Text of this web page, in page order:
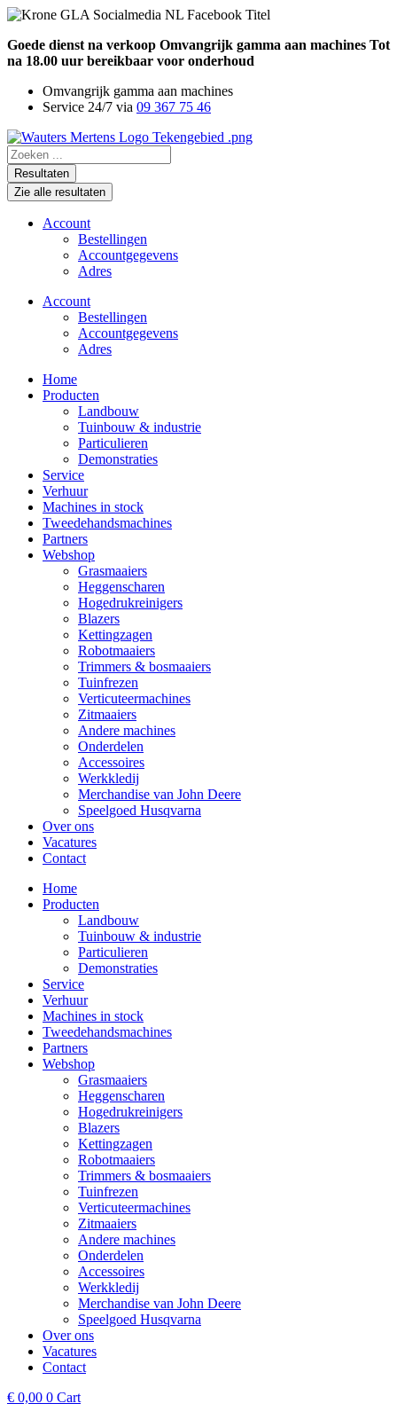
Ga
de
inhoud
Goede dienst na verkoop Omvangrijk gamma aan machines Tot
na 18.00 uur bereikbaar voor onderhoud
Omvangrijk gamma aan machines
Service 24/7 via 09 367 75 46
Search
...Resultaten
Zie alle resultaten
Account
Bestellingen
Accountgegevens
Adres
Account
Bestellingen
Accountgegevens
Adres
Home
Producten
Landbouw
Tuinbouw & industrie
Particulieren
Demonstraties
Service
Verhuur
Machines in stock
Tweedehandsmachines
Partners
Webshop
Grasmaaiers
Heggenscharen
Hogedrukreinigers
Blazers
Kettingzagen
Robotmaaiers
Trimmers & bosmaaiers
Tuinfrezen
Verticuteermachines
Zitmaaiers
Andere machines
Onderdelen
Accessoires
Werkkledij
Merchandise van John Deere
Speelgoed Husqvarna
Over ons
Vacatures
Contact
Home
Producten
Landbouw
Tuinbouw & industrie
Particulieren
Demonstraties
Service
Verhuur
Machines in stock
Tweedehandsmachines
Partners
Webshop
Grasmaaiers
Heggenscharen
Hogedrukreinigers
Blazers
Kettingzagen
Robotmaaiers
Trimmers & bosmaaiers
Tuinfrezen
Verticuteermachines
Zitmaaiers
Andere machines
Onderdelen
Accessoires
Werkkledij
Merchandise van John Deere
Speelgoed Husqvarna
Over ons
Vacatures
Contact
€ 0,00 0 Cart